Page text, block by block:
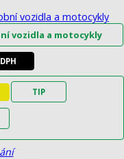
vozidla a motocykly
TIP